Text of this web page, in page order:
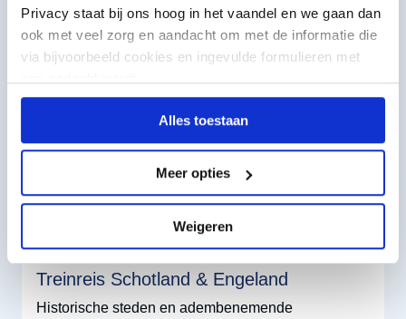
Privacy staat bij ons hoog in het vaandel en we gaan dan
ook met veel zorg en aandacht om met de informatie die
via bijvoorbeeld cookies en ingevulde formulieren met
Alles toestaan
Meer opties
Weigeren
€1830
Engeland Schotland Route
Treinreis Schotland & Engeland
Historische steden en adembenemende